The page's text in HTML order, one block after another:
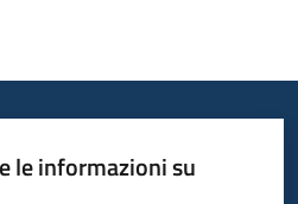
le informazioni su